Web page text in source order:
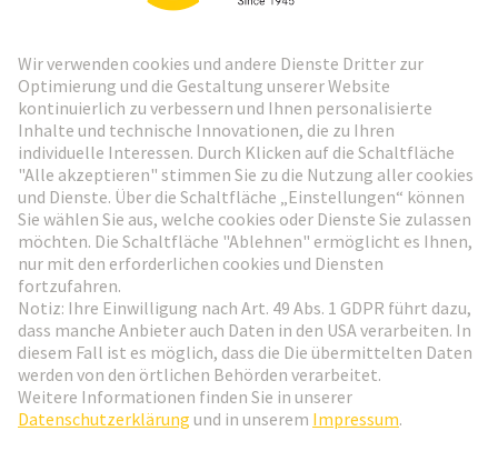
Weiter zur Anmeldung
Social Media
Schweiz Deutsch